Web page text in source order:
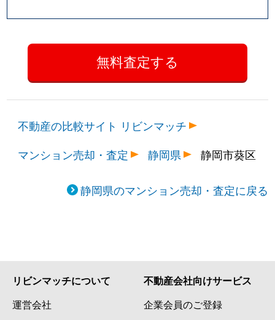
不動産の比較サイト リビンマッチ
マンション売却・査定
静岡県 静岡市葵区
静岡県のマンション売却・査定に戻る
リビンマッチについて
運営会社
不動産会社向けサービス
企業会員のご登録